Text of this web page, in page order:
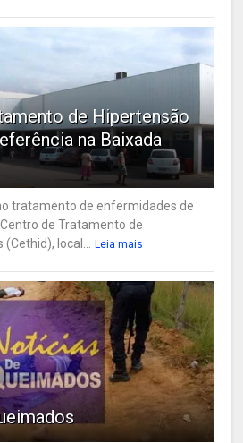
de Hipertensão
na Baixada
tratamento de enfermidades de
de Tratamento de
local...
Leia mais